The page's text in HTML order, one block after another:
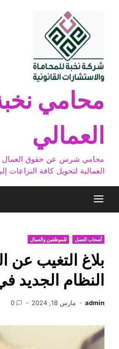
محامي
العمالي
محامي شرس عن حقوق العمال
العمالية لتحويل كافة النزاعات
أصحاب العمل للموظفين والعمال
بلاغ التغيب عن
النظام الجديد
admin مارس 18, 2024 0